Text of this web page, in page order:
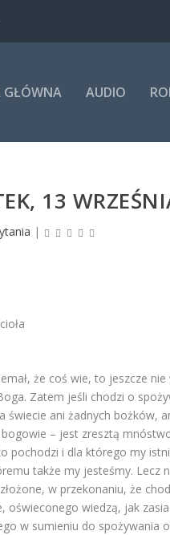
GŁÓWNA AUDIO
13
|
że coś wie, to jeszcze
Zatem jeśli chodzi o
świecie ani żadnych bożków,
– jest zresztą
pochodzi i dla którego my
także my jesteśmy. Lecz
w przekonaniu, że
oświeconego wiedzą, jak
w sumieniu do spożywania